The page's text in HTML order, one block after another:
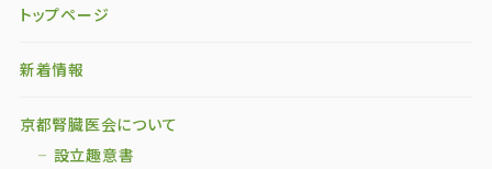
トップページ
新着情報
京都腎臓医会について
設立趣意書